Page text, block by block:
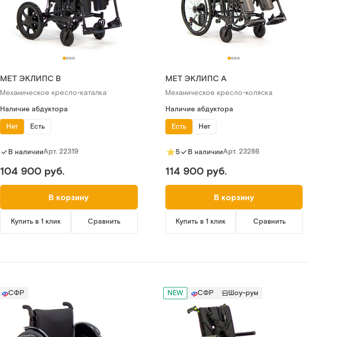
МЕТ ЭКЛИПС В
Механическое кресло-каталка
Наличие абдуктора
Нет
Есть
В наличииАрт.22319
104 900 руб.
В корзину
Купить в 1 клик Сравнить
MET ЭКЛИПС А
Механическое кресло-коляска
Наличие абдуктора
Есть
Нет
5 В наличииАрт. 23286
114 900 руб.
В корзину
Купить в 1 клик Сравнить
СФР NEW СФР Шоу-рум